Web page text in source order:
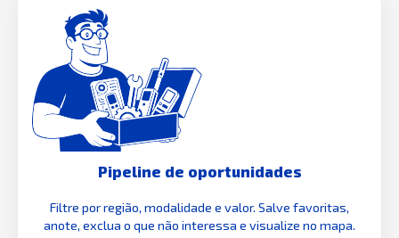
Pipeline de oportunidades
Filtre por região, modalidade e valor. Salve favoritas,
anote, exclua o que não interessa e visualize no mapa.